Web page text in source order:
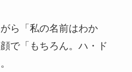
ら「私の名前はわか
で「もちろん。ハ・ド